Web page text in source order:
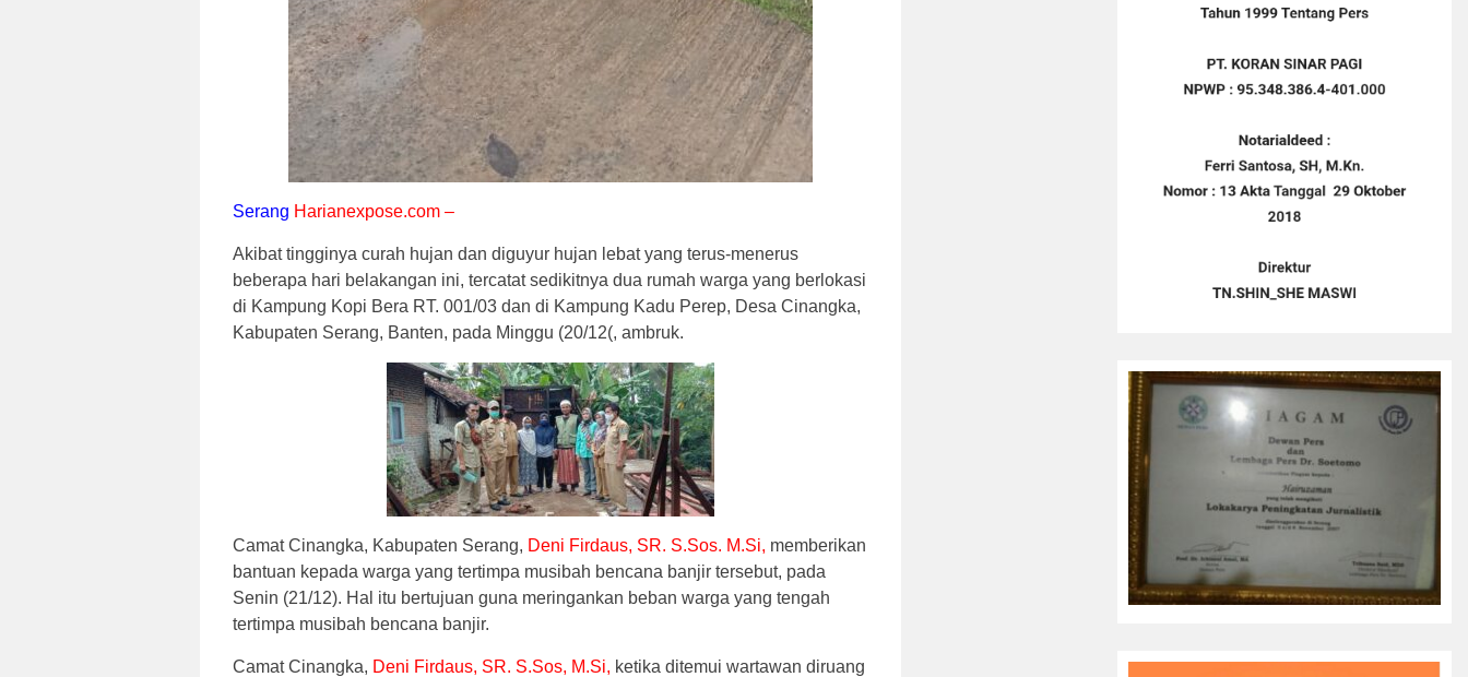
Serang Harianexpose.com –
Akibat tingginya curah hujan dan diguyur hujan lebat yang terus-menerus
beberapa hari belakangan ini, tercatat sedikitnya dua rumah warga yang berlokasi
di Kampung Kopi Bera RT. 001/03 dan di Kampung Kadu Perep, Desa Cinangka,
Kabupaten Serang, Banten, pada Minggu (20/12(, ambruk.
Camat Cinangka, Kabupaten Serang, Deni Firdaus, SR. S.Sos. M.Si, memberikan
bantuan kepada warga yang tertimpa musibah bencana banjir tersebut, pada
Senin (21/12). Hal itu bertujuan guna meringankan beban warga yang tengah
tertimpa musibah bencana banjir.
Camat Cinangka, Deni Firdaus, SR. S.Sos, M.Si, ketika ditemui wartawan diruang